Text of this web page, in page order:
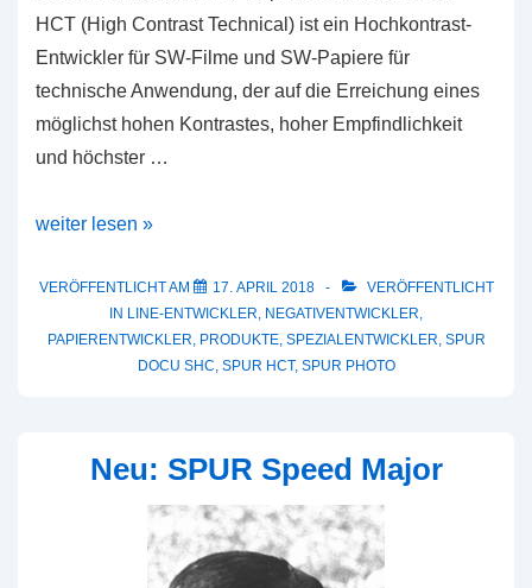
HCT (High Contrast Technical) ist ein Hochkontrast-
Entwickler für SW-Filme und SW-Papiere für
technische Anwendung, der auf die Erreichung eines
möglichst hohen Kontrastes, hoher Empfindlichkeit
und höchster …
SPUR
weiter lesen »
VERÖFFENTLICHT AM 17. APRIL 2018
VERÖFFENTLICHT
IN LINE-ENTWICKLER, NEGATIVENTWICKLER,
PAPIERENTWICKLER, PRODUKTE, SPEZIALENTWICKLER, SPUR
DOCU SHC, SPUR HCT, SPUR PHOTO
Neu: SPUR Speed Major